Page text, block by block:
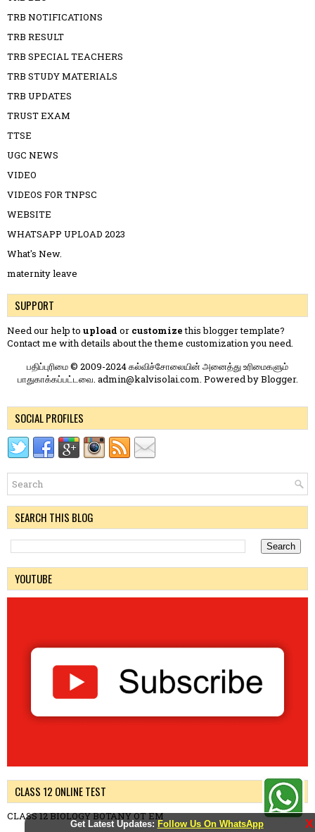
Get Latest Updates: Follow Us On WhatsApp X
TRB NOTIFICATIONS
TRB RESULT
TRB SPECIAL TEACHERS
TRB STUDY MATERIALS
TRB UPDATES
TRUST EXAM
TTSE
UGC NEWS
VIDEO
VIDEOS FOR TNPSC
WEBSITE
WHATSAPP UPLOAD 2023
What's New.
maternity leave
SUPPORT
Need our help to upload or customizethis blogger template?
Contact me with details about the theme customization you need.
பதிப்புரிமை © 2009-2024 கல்விச்சோலையின் அனைத்து உரிமைகளும்
பாதுகாக்கப்பட்டவை. admin@kalvisolai.com. Powered byBlogger.
SOCIAL PROFILES
SEARCH THIS BLOG
YOUTUBE
CLASS 12 ONLINE TEST
CLASS 12 BIOLOGY BOTANY OT EM